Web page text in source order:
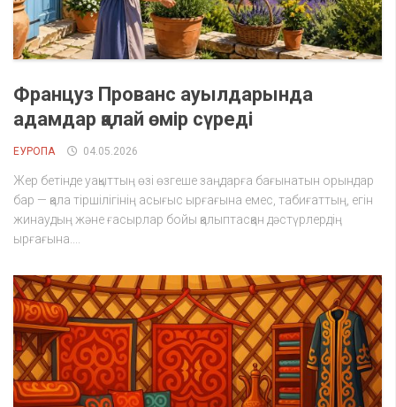
Француз Прованс ауылдарында
адамдар қалай өмір сүреді
ЕУРОПА 04.05.2026
Жер бетінде уақыттың өзі өзгеше заңдарға бағынатын орындар
бар — қала тіршілігінің асығыс ырғағына емес, табиғаттың, егін
жинаудың және ғасырлар бойы қалыптасқан дәстүрлердің
ырғағына....